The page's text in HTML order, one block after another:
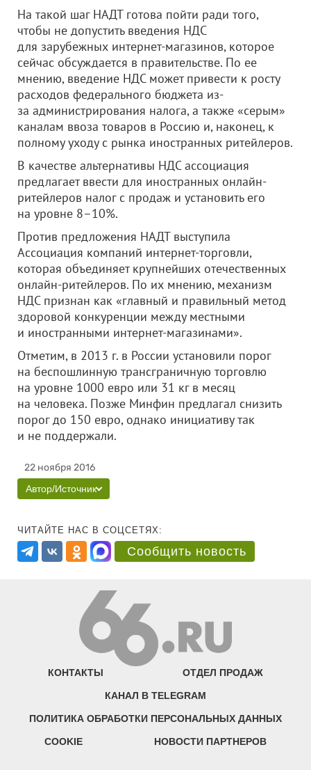
На такой шаг НАДТ готова пойти ради того,
чтобы не допустить введения НДС
для зарубежных интернет-магазинов, которое
сейчас обсуждается в правительстве. По ее
мнению, введение НДС может привести к росту
расходов федерального бюджета из-
за администрирования налога, а также «серым»
каналам ввоза товаров в Россию и, наконец, к
полному уходу с рынка иностранных ритейлеров.
В качестве альтернативы НДС ассоциация
предлагает ввести для иностранных онлайн-
ритейлеров налог с продаж и установить его
на уровне 8–10%.
Против предложения НАДТ выступила
Ассоциация компаний интернет-торговли,
которая объединяет крупнейших отечественных
онлайн-ритейлеров. По их мнению, механизм
НДС признан как «главный и правильный метод
здоровой конкуренции между местными
и иностранными интернет-магазинами».
Отметим, в 2013 г. в России установили порог
на беспошлинную трансграничную торговлю
на уровне 1000 евро или 31 кг в месяц
на человека. Позже Минфин предлагал снизить
порог до 150 евро, однако инициативу так
и не поддержали.
22 ноября 2016
Автор/Источник
ЧИТАЙТЕ НАС В СОЦСЕТЯХ:
Сообщить новость
КОНТАКТЫ ОТДЕЛ ПРОДАЖ
КАНАЛ В TELEGRAM
ПОЛИТИКА ОБРАБОТКИ ПЕРСОНАЛЬНЫХ ДАННЫХ
COOKIE НОВОСТИ ПАРТНЕРОВ